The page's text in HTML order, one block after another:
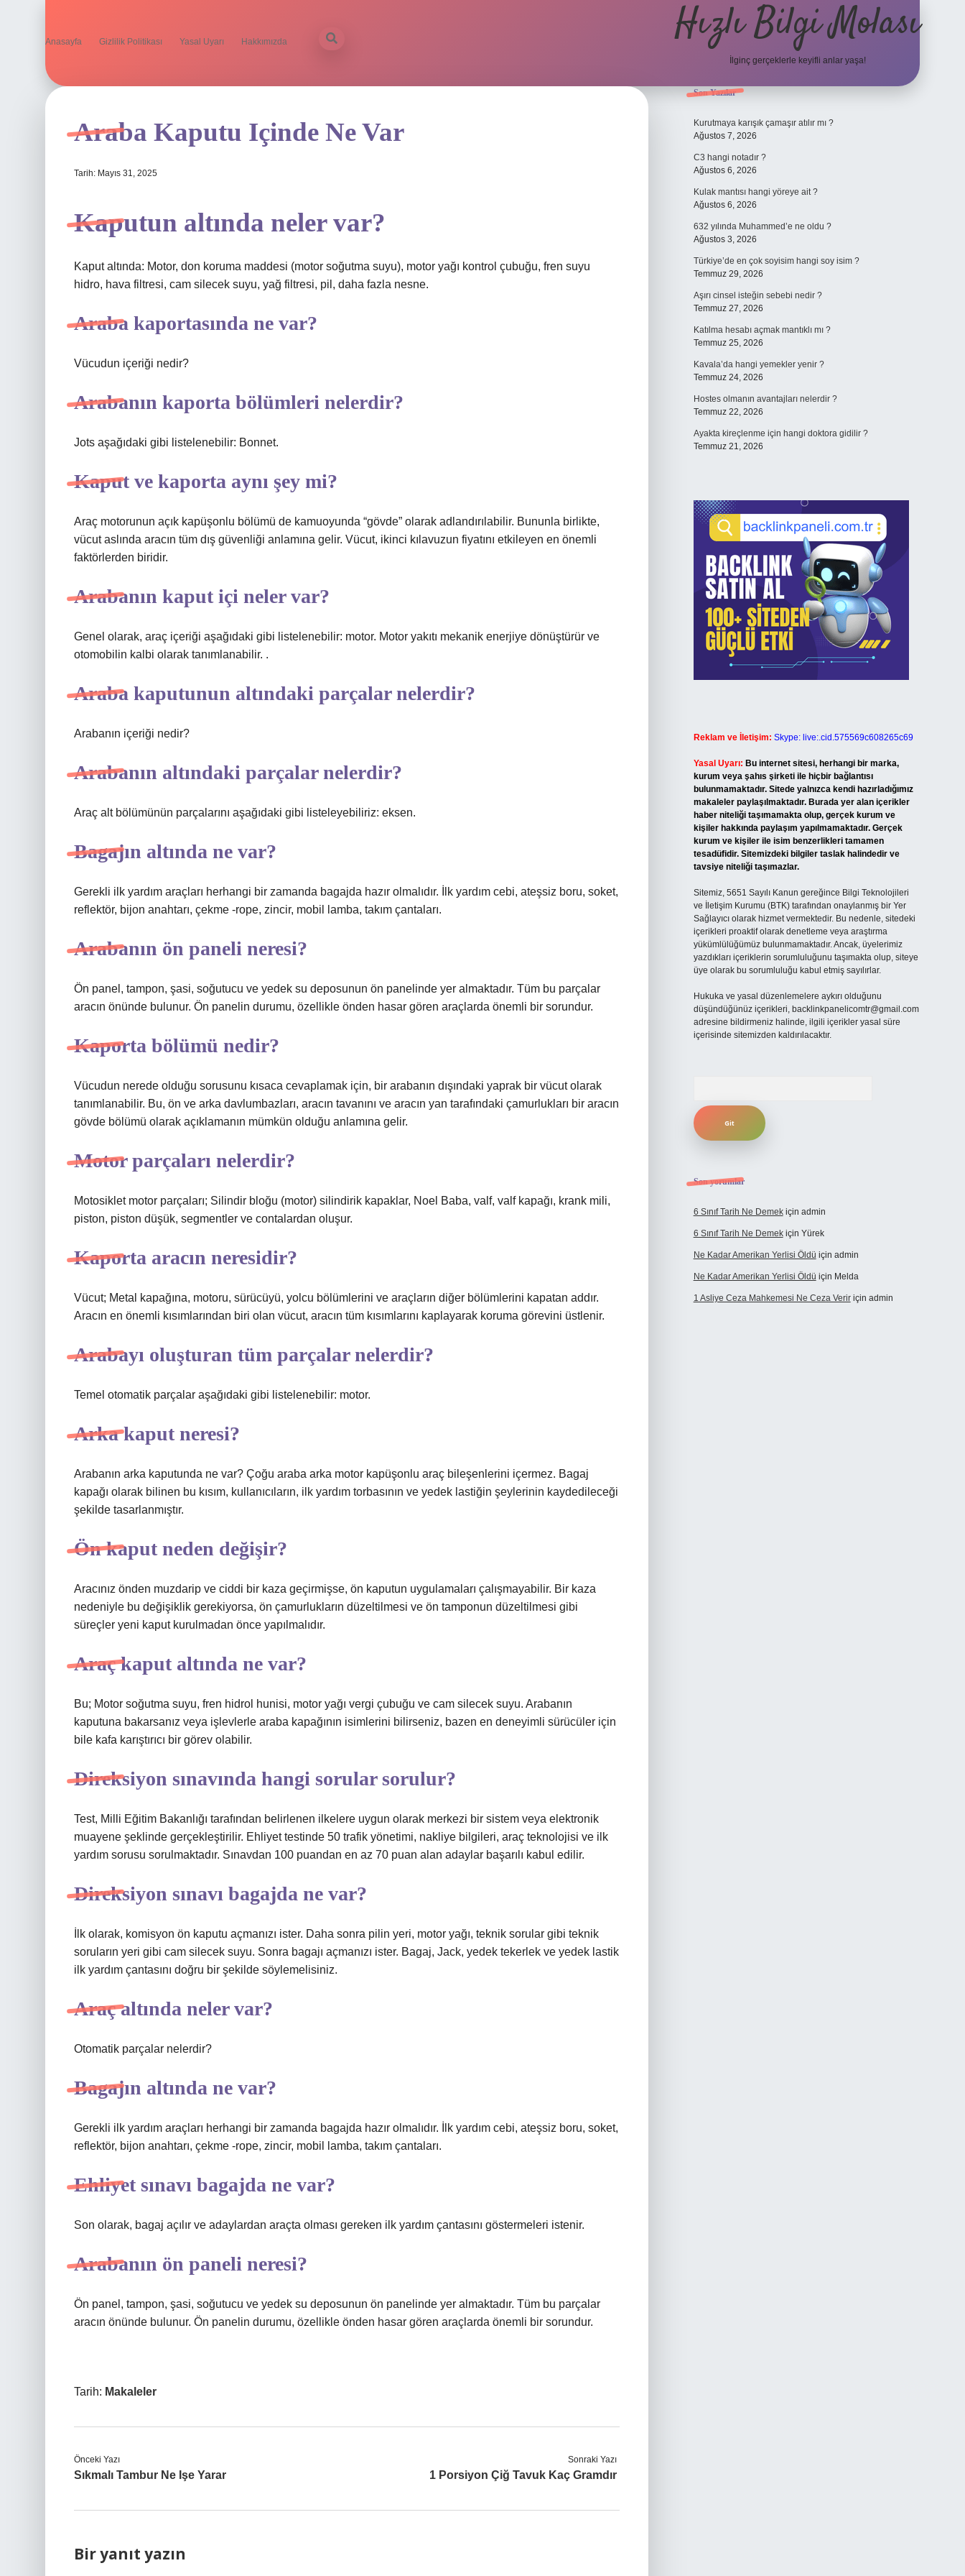
Anasayfa Gizlilik Politikası Yasal Uyarı Hakkımızda Hızlı Bilgi Molası
İlginç gerçeklerle keyifli anlar yaşa!
Araba Kaputu Içinde Ne Var
Tarih: Mayıs 31, 2025
Kaputun altında neler var?
Kaput altında: Motor, don koruma maddesi (motor soğutma suyu), motor yağı kontrol çubuğu, fren suyu
hidro, hava filtresi, cam silecek suyu, yağ filtresi, pil, daha fazla nesne.
Araba kaportasında ne var?
Vücudun içeriği nedir?
Arabanın kaporta bölümleri nelerdir?
Jots aşağıdaki gibi listelenebilir: Bonnet.
Kaput ve kaporta aynı şey mi?
Araç motorunun açık kapüşonlu bölümü de kamuoyunda “gövde” olarak adlandırılabilir. Bununla birlikte,
vücut aslında aracın tüm dış güvenliği anlamına gelir. Vücut, ikinci kılavuzun fiyatını etkileyen en önemli
faktörlerden biridir.
Arabanın kaput içi neler var?
Genel olarak, araç içeriği aşağıdaki gibi listelenebilir: motor. Motor yakıtı mekanik enerjiye dönüştürür ve
otomobilin kalbi olarak tanımlanabilir. .
Araba kaputunun altındaki parçalar nelerdir?
Arabanın içeriği nedir?
Arabanın altındaki parçalar nelerdir?
Araç alt bölümünün parçalarını aşağıdaki gibi listeleyebiliriz: eksen.
Bagajın altında ne var?
Gerekli ilk yardım araçları herhangi bir zamanda bagajda hazır olmalıdır. İlk yardım cebi, ateşsiz boru, soket,
reflektör, bijon anahtarı, çekme -rope, zincir, mobil lamba, takım çantaları.
Arabanın ön paneli neresi?
Ön panel, tampon, şasi, soğutucu ve yedek su deposunun ön panelinde yer almaktadır. Tüm bu parçalar
aracın önünde bulunur. Ön panelin durumu, özellikle önden hasar gören araçlarda önemli bir sorundur.
Kaporta bölümü nedir?
Vücudun nerede olduğu sorusunu kısaca cevaplamak için, bir arabanın dışındaki yaprak bir vücut olarak
tanımlanabilir. Bu, ön ve arka davlumbazları, aracın tavanını ve aracın yan tarafındaki çamurlukları bir aracın
gövde bölümü olarak açıklamanın mümkün olduğu anlamına gelir.
Motor parçaları nelerdir?
Motosiklet motor parçaları; Silindir bloğu (motor) silindirik kapaklar, Noel Baba, valf, valf kapağı, krank mili,
piston, piston düşük, segmentler ve contalardan oluşur.
Kaporta aracın neresidir?
Vücut; Metal kapağına, motoru, sürücüyü, yolcu bölümlerini ve araçların diğer bölümlerini kapatan addır.
Aracın en önemli kısımlarından biri olan vücut, aracın tüm kısımlarını kaplayarak koruma görevini üstlenir.
Arabayı oluşturan tüm parçalar nelerdir?
Temel otomatik parçalar aşağıdaki gibi listelenebilir: motor.
Arka kaput neresi?
Arabanın arka kaputunda ne var? Çoğu araba arka motor kapüşonlu araç bileşenlerini içermez. Bagaj
kapağı olarak bilinen bu kısım, kullanıcıların, ilk yardım torbasının ve yedek lastiğin şeylerinin kaydedileceği
şekilde tasarlanmıştır.
Ön kaput neden değişir?
Aracınız önden muzdarip ve ciddi bir kaza geçirmişse, ön kaputun uygulamaları çalışmayabilir. Bir kaza
nedeniyle bu değişiklik gerekiyorsa, ön çamurlukların düzeltilmesi ve ön tamponun düzeltilmesi gibi
süreçler yeni kaput kurulmadan önce yapılmalıdır.
Araç kaput altında ne var?
Bu; Motor soğutma suyu, fren hidrol hunisi, motor yağı vergi çubuğu ve cam silecek suyu. Arabanın
kaputuna bakarsanız veya işlevlerle araba kapağının isimlerini bilirseniz, bazen en deneyimli sürücüler için
bile kafa karıştırıcı bir görev olabilir.
Direksiyon sınavında hangi sorular sorulur?
Test, Milli Eğitim Bakanlığı tarafından belirlenen ilkelere uygun olarak merkezi bir sistem veya elektronik
muayene şeklinde gerçekleştirilir. Ehliyet testinde 50 trafik yönetimi, nakliye bilgileri, araç teknolojisi ve ilk
yardım sorusu sorulmaktadır. Sınavdan 100 puandan en az 70 puan alan adaylar başarılı kabul edilir.
Direksiyon sınavı bagajda ne var?
İlk olarak, komisyon ön kaputu açmanızı ister. Daha sonra pilin yeri, motor yağı, teknik sorular gibi teknik
soruların yeri gibi cam silecek suyu. Sonra bagajı açmanızı ister. Bagaj, Jack, yedek tekerlek ve yedek lastik
ilk yardım çantasını doğru bir şekilde söylemelisiniz.
Araç altında neler var?
Otomatik parçalar nelerdir?
Bagajın altında ne var?
Gerekli ilk yardım araçları herhangi bir zamanda bagajda hazır olmalıdır. İlk yardım cebi, ateşsiz boru, soket,
reflektör, bijon anahtarı, çekme -rope, zincir, mobil lamba, takım çantaları.
Ehliyet sınavı bagajda ne var?
Son olarak, bagaj açılır ve adaylardan araçta olması gereken ilk yardım çantasını göstermeleri istenir.
Arabanın ön paneli neresi?
Ön panel, tampon, şasi, soğutucu ve yedek su deposunun ön panelinde yer almaktadır. Tüm bu parçalar
aracın önünde bulunur. Ön panelin durumu, özellikle önden hasar gören araçlarda önemli bir sorundur.
Tarih: Makaleler
Önceki Yazı
Sıkmalı Tambur Ne Işe Yarar
Sonraki Yazı
1 Porsiyon Çiğ Tavuk Kaç Gramdır
Bir yanıt yazın
Sidebar
Son Yazılar
Kurutmaya karışık çamaşır atılır mı ?
Ağustos 7, 2026
C3 hangi notadır ?
Ağustos 6, 2026
Kulak mantısı hangi yöreye ait ?
Ağustos 6, 2026
632 yılında Muhammed’e ne oldu ?
Ağustos 3, 2026
Türkiye’de en çok soyisim hangi soy isim ?
Temmuz 29, 2026
Aşırı cinsel isteğin sebebi nedir ?
Temmuz 27, 2026
Katılma hesabı açmak mantıklı mı ?
Temmuz 25, 2026
Kavala’da hangi yemekler yenir ?
Temmuz 24, 2026
Hostes olmanın avantajları nelerdir ?
Temmuz 22, 2026
Ayakta kireçlenme için hangi doktora gidilir ?
Temmuz 21, 2026
Reklam ve İletişim: Skype: live:.cid.575569c608265c69
Yasal Uyarı: Bu internet sitesi, herhangi bir marka,
kurum veya şahıs şirketi ile hiçbir bağlantısı
bulunmamaktadır. Sitede yalnızca kendi hazırladığımız
makaleler paylaşılmaktadır. Burada yer alan içerikler
haber niteliği taşımamakta olup, gerçek kurum ve
kişiler hakkında paylaşım yapılmamaktadır. Gerçek
kurum ve kişiler ile isim benzerlikleri tamamen
tesadüfidir. Sitemizdeki bilgiler taslak halindedir ve
tavsiye niteliği taşımazlar.
Sitemiz, 5651 Sayılı Kanun gereğince Bilgi Teknolojileri
ve İletişim Kurumu (BTK) tarafından onaylanmış bir Yer
Sağlayıcı olarak hizmet vermektedir. Bu nedenle, sitedeki
içerikleri proaktif olarak denetleme veya araştırma
yükümlülüğümüz bulunmamaktadır. Ancak, üyelerimiz
yazdıkları içeriklerin sorumluluğunu taşımakta olup, siteye
üye olarak bu sorumluluğu kabul etmiş sayılırlar.
Hukuka ve yasal düzenlemelere aykırı olduğunu
düşündüğünüz içerikleri, backlinkpanelicomtr@gmail.com
adresine bildirmeniz halinde, ilgili içerikler yasal süre
içerisinde sitemizden kaldırılacaktır.
Son yorumlar
6 Sınıf Tarih Ne Demekiçin admin
6 Sınıf Tarih Ne Demekiçin Yürek
Ne Kadar Amerikan Yerlisi Öldü için admin
Ne Kadar Amerikan Yerlisi Öldü için Melda
1 Asliye Ceza Mahkemesi Ne Ceza Veririçin admin